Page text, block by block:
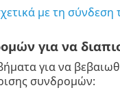
με τη σύνδεση
για να
για να
συνδρομών: